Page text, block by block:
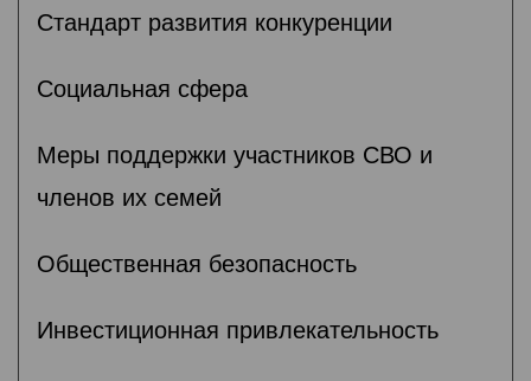
Стандарт развития конкуренции
Социальная сфера
Меры поддержки участников СВО и
членов их семей
Общественная безопасность
Инвестиционная привлекательность